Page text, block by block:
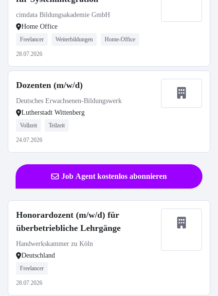
cimdata Bildungsakademie GmbH
Home Office
Freelancer Weiterbildungen Home-Office
28.07.2026
Dozenten (m/w/d)
Deutsches Erwachsenen-Bildungswerk
Lutherstadt Wittenberg
Vollzeit Teilzeit
24.07.2026
Job Agent kostenlos abonnieren
Honorardozent (m/w/d) für
überbetriebliche Lehrgänge
Handwerkskammer zu Köln
Deutschland
Freelancer
28.07.2026